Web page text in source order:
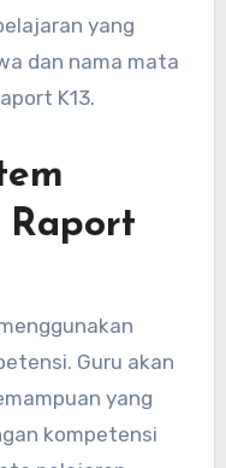
yang
dan nama mata
K13.
Raport
Guru akan
yang
kompetensi